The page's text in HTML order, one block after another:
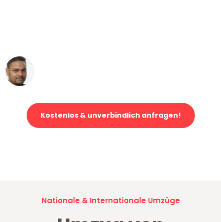
Kostenlos & unverbindlich anfragen!
Nationale & Internationale Umzüge